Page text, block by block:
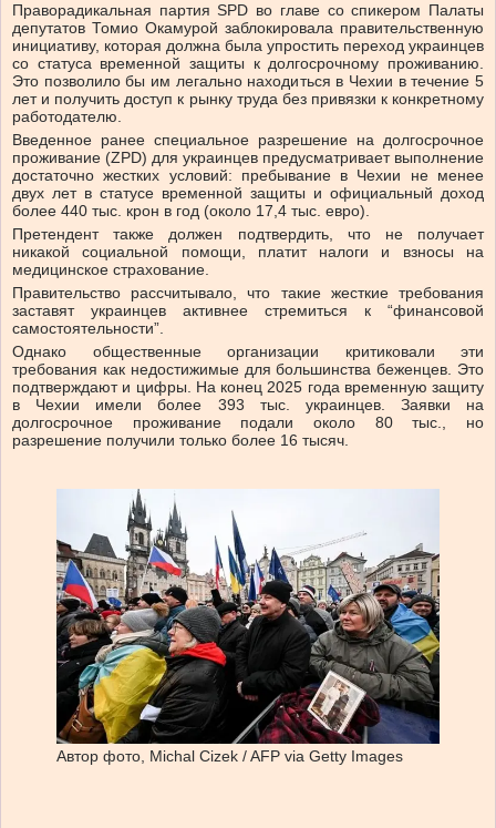
Праворадикальная партия SPD во главе со спикером Палаты
депутатов Томио Окамурой заблокировала правительственную
инициативу, которая должна была упростить переход украинцев
со статуса временной защиты к долгосрочному проживанию.
Это позволило бы им легально находиться в Чехии в течение 5
лет и получить доступ к рынку труда без привязки к конкретному
работодателю.
Введенное ранее специальное разрешение на долгосрочное
проживание (ZPD) для украинцев предусматривает выполнение
достаточно жестких условий: пребывание в Чехии не менее
двух лет в статусе временной защиты и официальный доход
более 440 тыс. крон в год (около 17,4 тыс. евро).
Претендент также должен подтвердить, что не получает
никакой социальной помощи, платит налоги и взносы на
медицинское страхование.
Правительство рассчитывало, что такие жесткие требования
заставят украинцев активнее стремиться к “финансовой
самостоятельности”.
Однако общественные организации критиковали эти
требования как недостижимые для большинства беженцев. Это
подтверждают и цифры. На конец 2025 года временную защиту
в Чехии имели более 393 тыс. украинцев. Заявки на
долгосрочное проживание подали около 80 тыс., но
разрешение получили только более 16 тысяч.
Автор фото, Michal Cizek / AFP via Getty Images